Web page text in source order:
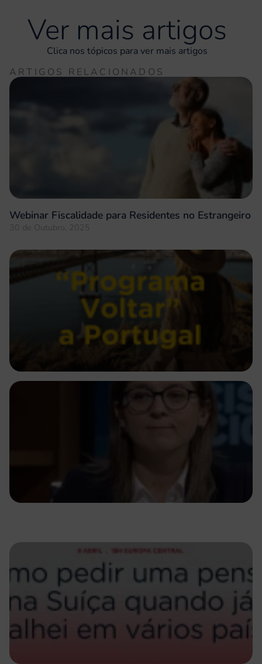
Ver mais artigos
Clica nos tópicos para ver mais artigos
ARTIGOS RELACIONADOS
Webinar Fiscalidade para Residentes no Estrangeiro